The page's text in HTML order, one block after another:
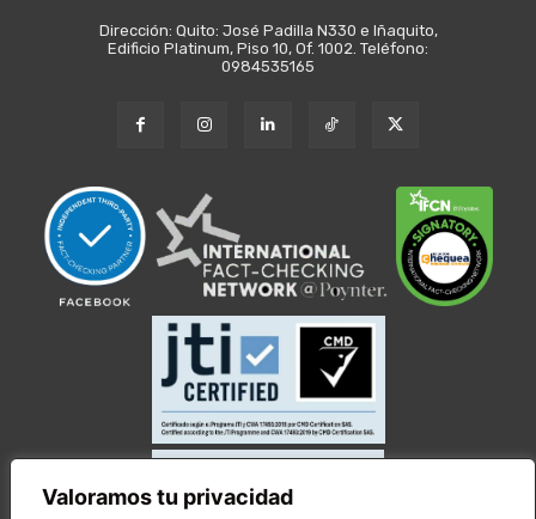
Valoramos tu privacidad
Dirección: Quito: José Padilla N330 e Iñaquito,
Edificio Platinum, Piso 10, Of. 1002. Teléfono:
0984535165